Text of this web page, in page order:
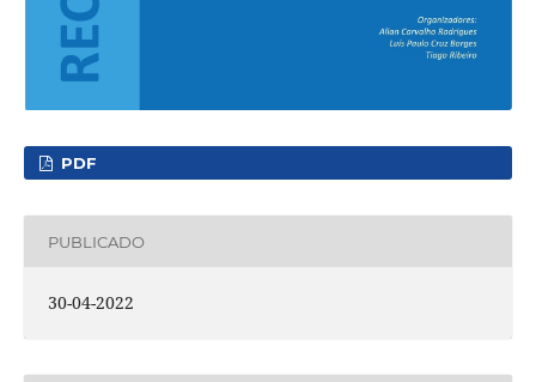
PDF
PUBLICADO
30-04-2022